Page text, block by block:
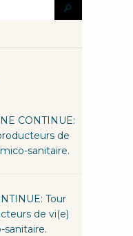
CONTINUE:
de
sanitaire.
Tour
de vi(e)
sanitaire.